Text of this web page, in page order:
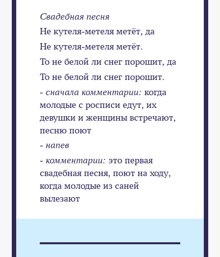
Свадебная песня
Не кутеля-метеля метёт, да
Не кутеля-метеля метёт.
То не белой ли снег порошит, да
То не белой ли снег порошит.
- сначала комментарии: когда
молодые с росписи едут, их
девушки и женщины встречают,
песню поют
- напев
- комментарии: это первая
свадебная песня, поют на ходу,
когда молодые из саней
вылезают